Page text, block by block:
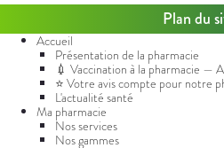
⭐ VOTRE
AVIS
COMPTE
POUR
NOTRE
PHARMACIE
L'ACTUALITÉ
ÉQUIPE
INFORMATIONS
UTILES
PHARMACIES
DE GARDE
VOS
L'ACTUALITÉ
SANTÉ
VIDÉOS DE
DISPOSITIFS
MÉDICAUX
Plan du
Accueil
Présentation de la pharmacie
💉 Vaccination à la pharmacie —
⭐ Votre avis compte pour notre
L'actualité santé
Ma pharmacie
Nos services
Nos gammes